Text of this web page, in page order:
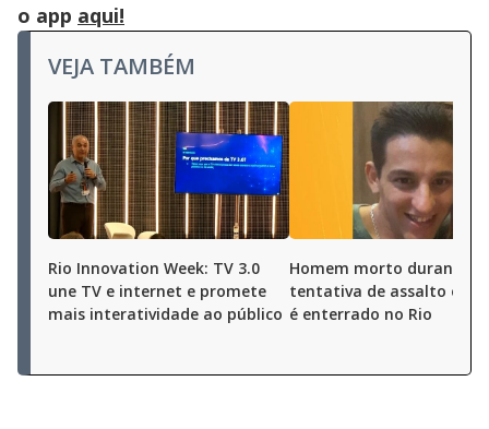
o app aqui!
VEJA TAMBÉM
Rio Innovation Week: TV 3.0
une TV e internet e promete
mais interatividade ao público
Homem morto durante
tentativa de assalto em
é enterrado no Rio